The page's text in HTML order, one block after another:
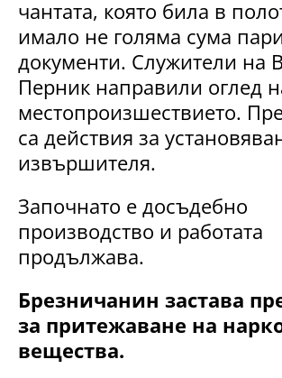
чантата, която била в
имало не голяма сума
документи. Служители на
Перник направили оглед
местопроизшествието.
са действия за
извършителя.
Започнато е досъдебно
производство и работата
продължава.
Брезничанин застава
за притежаване на
вещества.